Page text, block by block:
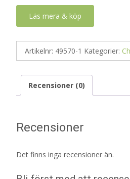
Läs mera & köp
Artikelnr: 49570-1 Kategorier:
Recensioner (0)
Recensioner
Det finns inga recensioner än.